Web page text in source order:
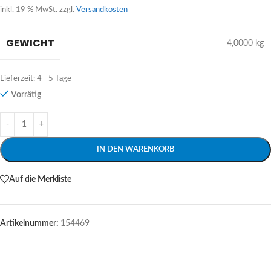
inkl. 19 % MwSt. zzgl. Versandkosten
GEWICHT 4,0000 kg
Lieferzeit: 4 - 5 Tage
Vorrätig
IN DEN WARENKORB
Alternative:
Auf die Merkliste
Artikelnummer: 154469